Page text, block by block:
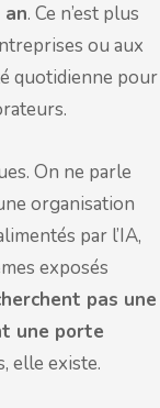
. Ce n’est plus
ou aux
quotidienne pour
On ne parle
organisation
par l’IA,
exposés
pas une
une porte
elle existe.